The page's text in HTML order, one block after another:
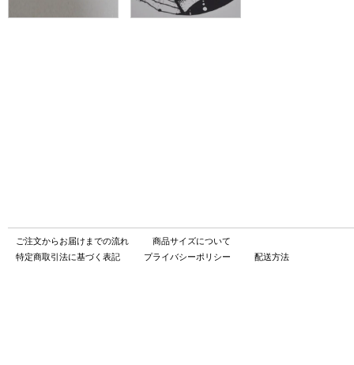
ご注文からお届けまでの流れ
商品サイズについて
特定商取引法に基づく表記
プライバシーポリシー 配送方法